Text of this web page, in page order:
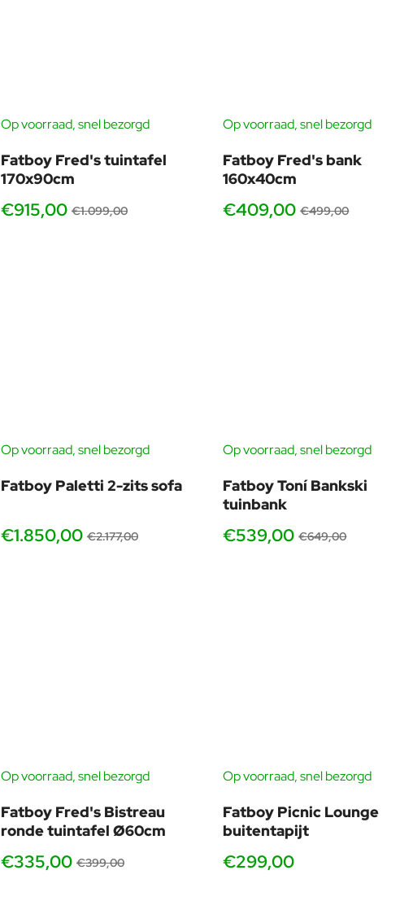
Op voorraad, snel bezorgd
Fatboy Fred's tuintafel
170x90cm
€915,00 €1.099,00
Op voorraad, snel bezorgd
Fatboy Fred's bank
160x40cm
€409,00 €499,00
GRATIS HOEZEN
Op voorraad, snel bezorgd
Fatboy Paletti 2-zits sofa
€1.850,00 €2.177,00
Op voorraad, snel bezorgd
Fatboy Toní Bankski
tuinbank
€539,00 €649,00
Op voorraad, snel bezorgd
Fatboy Fred's Bistreau
ronde tuintafel Ø60cm
€335,00 €399,00
Op voorraad, snel bezorgd
Fatboy Picnic Lounge
buitentapijt
€299,00